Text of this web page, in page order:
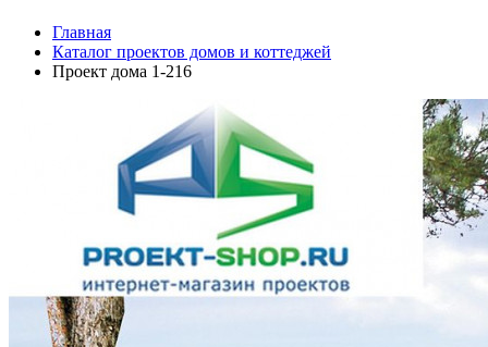
Главная
Каталог проектов домов и коттеджей
Проект дома 1-216